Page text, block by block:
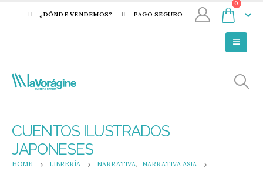
¿DÓNDE VENDEMOS? PAGO SEGURO
0
CUENTOS ILUSTRADOS
JAPONESES
HOME LIBRERÍA NARRATIVA,
NARRATIVA ASIA